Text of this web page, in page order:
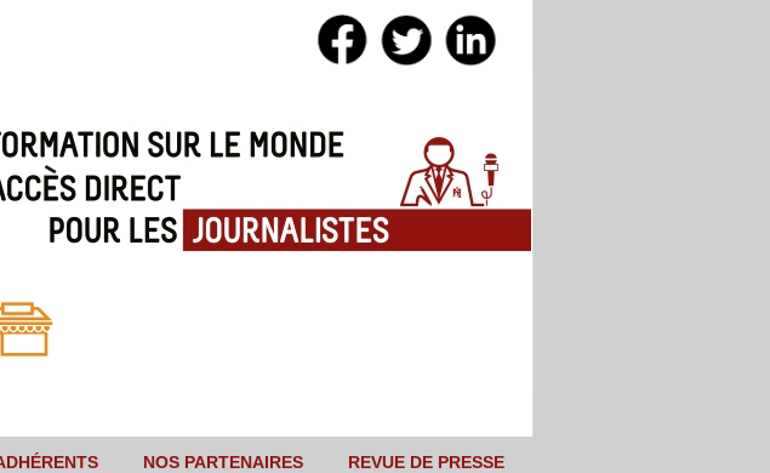
NOS PARTENAIRES REVUE DE PRESSE